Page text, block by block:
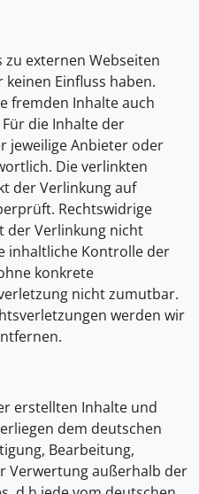
externen Webseiten
Einfluss haben.
fremden Inhalte auch
die Inhalte der
jeweilige Anbieter oder
Die verlinkten
der Verlinkung auf
Rechtswidrige
der Verlinkung nicht
inhaltliche Kontrolle der
konkrete
nicht zumutbar.
werden wir
erstellten Inhalte und
dem deutschen
Bearbeitung,
Verwertung außerhalb der